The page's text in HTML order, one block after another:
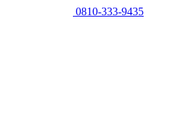
0810-333-9435